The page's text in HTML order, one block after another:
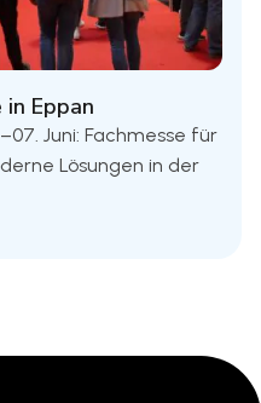
Eppan
Juni: Fachmesse für
Lösungen in der